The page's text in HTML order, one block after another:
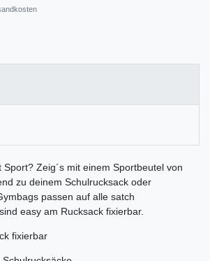
Sport? Zeig´s mit einem Sportbeutel von
zu deinem Schulrucksack oder
passen auf alle satch
easy am Rucksack fixierbar.
fixierbar